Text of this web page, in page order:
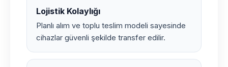
Lojistik Kolaylığı
Planlı alım ve toplu teslim modeli sayesinde
cihazlar güvenli şekilde transfer edilir.